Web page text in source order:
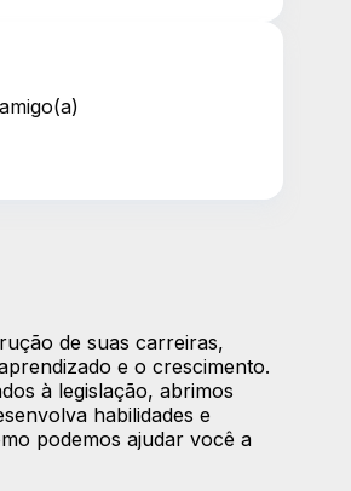
de suas carreiras,
e o crescimento.
à legislação, abrimos
habilidades e
podemos ajudar você a